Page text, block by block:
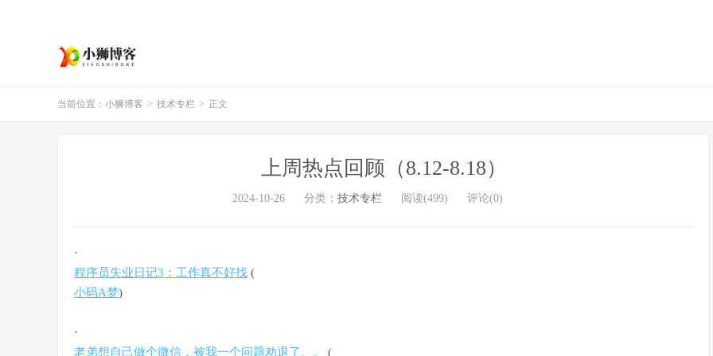
当前位置： 小狮博客 > 技术专栏 > 正文
上周热点回顾（8.12-8.18）
2024-10-26 分类： 技术专栏 阅读(499) 评论(0)
·
程序员失业日记3：工作真不好找 (
小码A梦)
·
老弟想自己做个微信，被我一个问题劝退了。。
(